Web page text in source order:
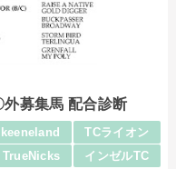
募集馬 配合診断
keeneland
TCライオン
TrueNicks
インゼルTC